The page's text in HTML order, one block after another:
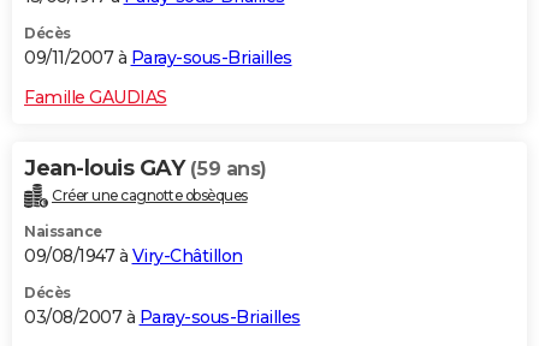
Décès
09/11/2007 à Paray-sous-Briailles
Famille GAUDIAS
Jean-louis GAY (59 ans)
Créer une cagnotte obsèques
Naissance
09/08/1947 à Viry-Châtillon
Décès
03/08/2007 à Paray-sous-Briailles